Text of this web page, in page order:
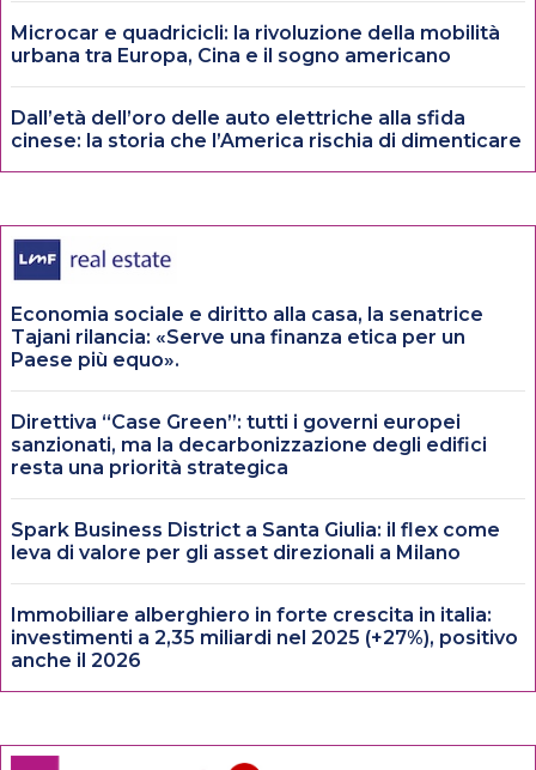
Microcar e quadricicli: la rivoluzione della mobilità
urbana tra Europa, Cina e il sogno americano
Dall’età dell’oro delle auto elettriche alla sfida
cinese: la storia che l’America rischia di dimenticare
Economia sociale e diritto alla casa, la senatrice
Tajani rilancia: «Serve una finanza etica per un
Paese più equo».
Direttiva “Case Green”: tutti i governi europei
sanzionati, ma la decarbonizzazione degli edifici
resta una priorità strategica
Spark Business District a Santa Giulia: il flex come
leva di valore per gli asset direzionali a Milano
Immobiliare alberghiero in forte crescita in italia:
investimenti a 2,35 miliardi nel 2025 (+27%), positivo
anche il 2026